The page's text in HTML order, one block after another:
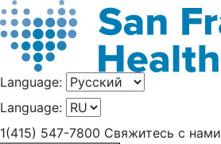
Language:
Language:
1(415) 547-7800 Свяжитесь с нами